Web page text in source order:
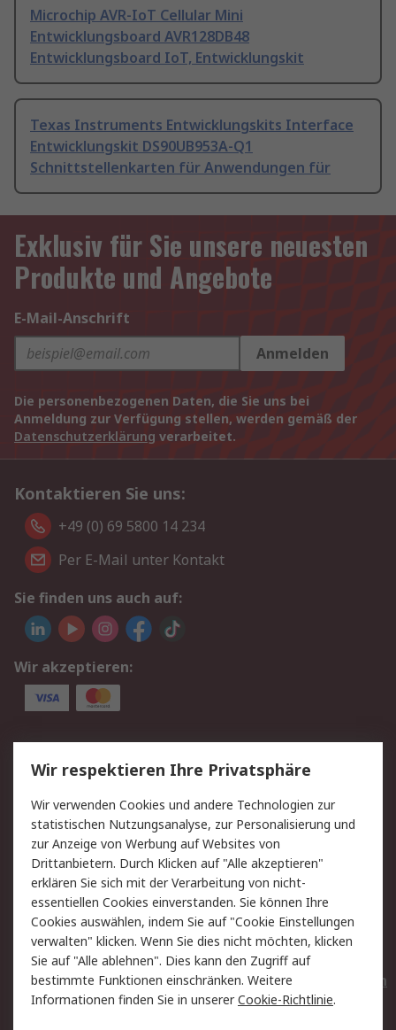
Microchip AVR-IoT Cellular Mini
Entwicklungsboard AVR128DB48
Entwicklungsboard IoT, Entwicklungskit
Texas Instruments Entwicklungskits Interface
Entwicklungskit DS90UB953A-Q1
Schnittstellenkarten für Anwendungen für
Exklusiv für Sie unsere neuesten
Produkte und Angebote
E-Mail-Anschrift
Anmelden
Die personenbezogenen Daten, die Sie uns bei
Anmeldung zur Verfügung stellen, werden gemäß der
Datenschutzerklärung verarbeitet.
Kontaktieren Sie uns:
+49 (0) 69 5800 14 234
Per E-Mail unter Kontakt
Sie finden uns auch auf:
Wir akzeptieren:
Service
Value Added Services
Lieferlösungen
Rücksendungen
Kontakt
Hilfe
Privatkunden
Rechtliches
AGB
Datenschutz
Cookie-Richtlinie
Zahlungsbedingungen
Copyright/Impressum
Entsorgung
Elektrogeräte/Batterien
Wir respektieren Ihre Privatsphäre
Wir verwenden Cookies und andere Technologien zur
statistischen Nutzungsanalyse, zur Personalisierung und
zur Anzeige von Werbung auf Websites von
Drittanbietern. Durch Klicken auf "Alle akzeptieren"
erklären Sie sich mit der Verarbeitung von nicht-
essentiellen Cookies einverstanden. Sie können Ihre
Cookies auswählen, indem Sie auf "Cookie Einstellungen
verwalten" klicken. Wenn Sie dies nicht möchten, klicken
Sie auf "Alle ablehnen". Dies kann den Zugriff auf
bestimmte Funktionen einschränken. Weitere
Informationen finden Sie in unsererCookie-Richtlinie.